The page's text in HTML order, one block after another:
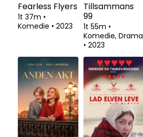
Fearless Flyers
1t 37m •
Komedie • 2023
Tillsammans
99
1t 55m •
Komedie, Drama
• 2023